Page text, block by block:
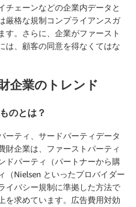
チェーンなどの企業内データと
厳格な規制コンプライアンスガ
す。さらに、企業がファースト
は、顧客の同意を得なくてはな
企業のトレンド
のとは？
ーティ、サードパーティデータ
財企業は、ファーストパーティ
ドパーティ（パートナーから購
（Nielsen といったプロバイダー
イバシー規制に準拠した方法で
を求めています。広告費用対効